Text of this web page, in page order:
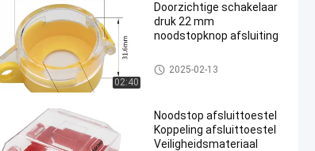
02:40
Doorzichtige schakelaar
druk 22 mm
noodstopknop afsluiting
Elektrouitsluitingsapparaten
2025-02-13
Noodstop afsluittoestel
Koppeling afsluittoestel
Veiligheidsmateriaal